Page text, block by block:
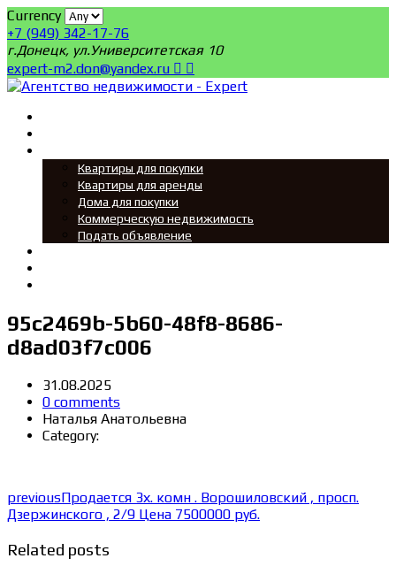
Currency
+7 (949) 342-17-76
г.Донецк, ул.Университетская 10
expert-m2.don@yandex.ru
Квартиры для покупки
Квартиры для аренды
Дома для покупки
Коммерческую недвижимость
Подать объявление
95c2469b-5b60-48f8-8686-
d8ad03f7c006
31.08.2025
0 comments
Наталья Анатольевна
Category:
previousПродается 3х. комн . Ворошиловский , просп.
Дзержинского , 2/9 Цена 7500000 руб.
Related posts